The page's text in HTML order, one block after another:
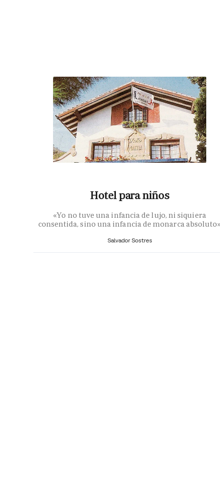
Hotel para niños
«Yo no tuve una infancia de lujo, ni siquiera
consentida, sino una infancia de monarca
Salvador Sostres